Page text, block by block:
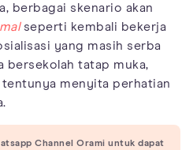
berbagai skenario akan
seperti kembali bekerja
yang masih serba
bersekolah tatap muka,
menyita perhatian
Channel Orami untuk dapat